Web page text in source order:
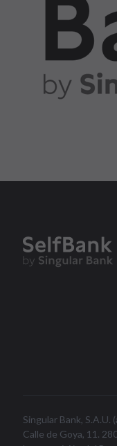
Singular Bank,
Calle de Goya, 11.